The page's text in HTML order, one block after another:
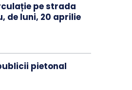
pe strada
de luni, 20 aprilie
pietonal